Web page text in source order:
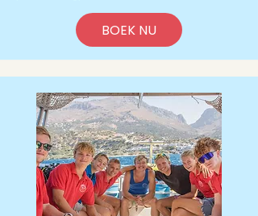
BOEK NU